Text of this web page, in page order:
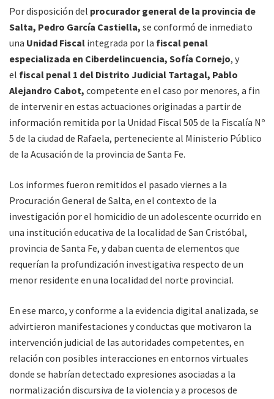
Por disposición del procurador general de la provincia de
Salta, Pedro García Castiella, se conformó de inmediato
una Unidad Fiscal integrada por la fiscal penal
especializada en Ciberdelincuencia, Sofía Cornejo, y
el fiscal penal 1 del Distrito Judicial Tartagal, Pablo
Alejandro Cabot, competente en el caso por menores, a fin
de intervenir en estas actuaciones originadas a partir de
información remitida por la Unidad Fiscal 505 de la Fiscalía Nº
5 de la ciudad de Rafaela, perteneciente al Ministerio Público
de la Acusación de la provincia de Santa Fe.
Los informes fueron remitidos el pasado viernes a la
Procuración General de Salta, en el contexto de la
investigación por el homicidio de un adolescente ocurrido en
una institución educativa de la localidad de San Cristóbal,
provincia de Santa Fe, y daban cuenta de elementos que
requerían la profundización investigativa respecto de un
menor residente en una localidad del norte provincial.
En ese marco, y conforme a la evidencia digital analizada, se
advirtieron manifestaciones y conductas que motivaron la
intervención judicial de las autoridades competentes, en
relación con posibles interacciones en entornos virtuales
donde se habrían detectado expresiones asociadas a la
normalización discursiva de la violencia y a procesos de